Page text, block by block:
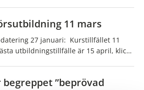
11 mars
27 januari: Kurstillfället 11
utbildningstillfälle är 15 april, klicka
”beprövad